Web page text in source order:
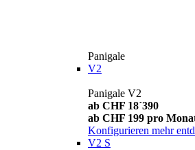
Panigale
V2
Panigale V2
ab CHF 18´390
ab CHF 199 pro
Konfigurieren mehr
V2 S